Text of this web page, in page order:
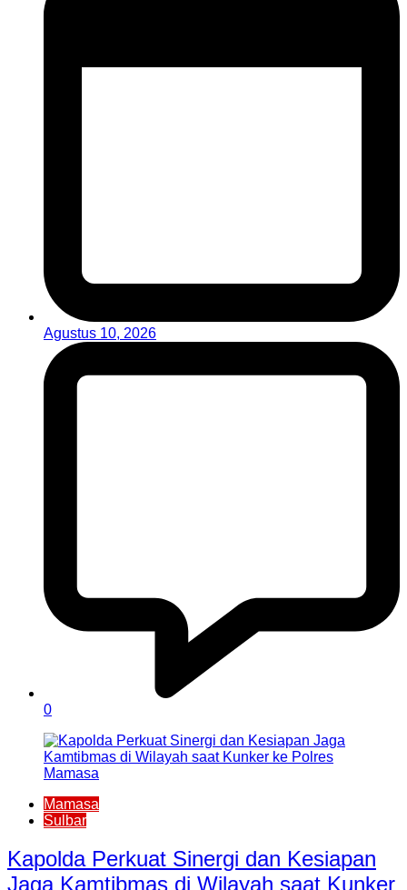
Agustus 10, 2026
0
Mamasa
Sulbar
Kapolda Perkuat Sinergi dan Kesiapan
Jaga Kamtibmas di Wilayah saat Kunker